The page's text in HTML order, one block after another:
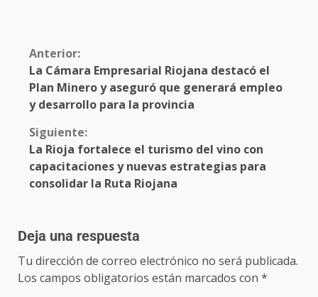
Anterior:
La Cámara Empresarial Riojana destacó el
Plan Minero y aseguró que generará empleo
y desarrollo para la provincia
Siguiente:
La Rioja fortalece el turismo del vino con
capacitaciones y nuevas estrategias para
consolidar la Ruta Riojana
Deja una respuesta
Tu dirección de correo electrónico no será publicada.
Los campos obligatorios están marcados con *